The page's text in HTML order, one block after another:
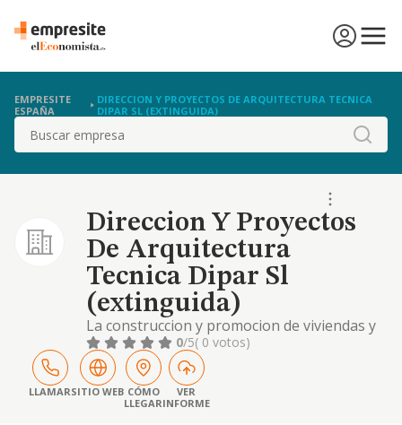
EMPRESITE
ESPAÑA
DIRECCION Y PROYECTOS DE ARQUITECTURA TECNICA
DIPAR SL (EXTINGUIDA)
Buscar
Direccion Y Proyectos
De Arquitectura
Tecnica Dipar Sl
(extinguida)
La construccion y promocion de viviendas y
edificaciones 0/5( 0 votos)
LLAMARSITIO WEB CÓMO
LLEGAR
VER
INFORME